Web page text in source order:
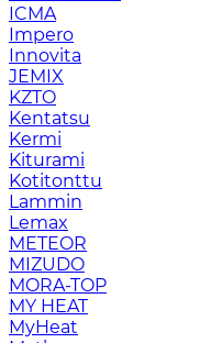
ICMA
Impero
Innovita
JEMIX
KZTO
Kentatsu
Kermi
Kiturami
Kotitonttu
Lammin
Lemax
METEOR
MIZUDO
MORA-TOP
MY HEAT
MyHeat